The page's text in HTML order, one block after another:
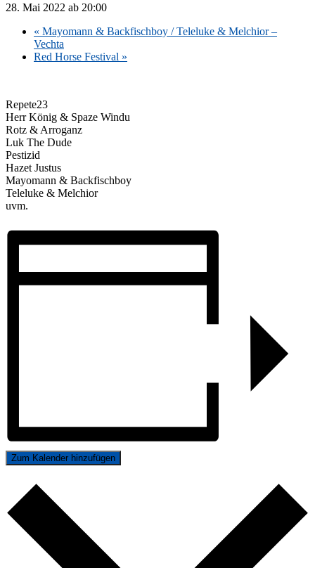
28. Mai 2022 ab 20:00
« Mayomann & Backfischboy / Teleluke & Melchior –
Vechta
Red Horse Festival »
Repete23
Herr König & Spaze Windu
Rotz & Arroganz
Luk The Dude
Pestizid
Hazet Justus
Mayomann & Backfischboy
Teleluke & Melchior
uvm.
Zum Kalender hinzufügen